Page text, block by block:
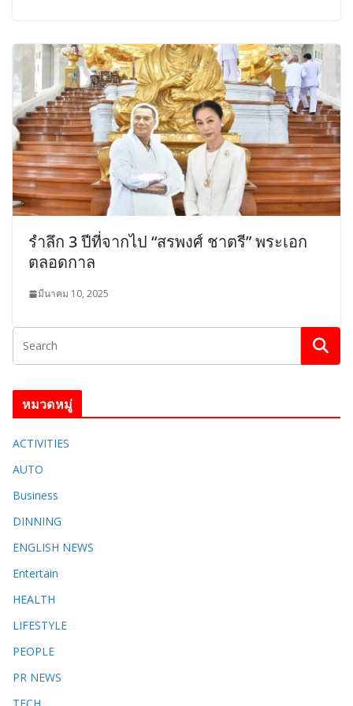
รำลึก 3 ปีที่จากไป “สรพงศ์ ชาตรี” พระเอก
ตลอดกาล
มีนาคม 10, 2025
หมวดหมู่
ACTIVITIES
AUTO
Business
DINNING
ENGLISH​ NEWS
Entertain
HEALTH
LIFESTYLE
PEOPLE
PR NEWS